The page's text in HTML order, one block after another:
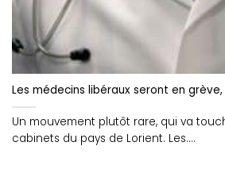
Les médecins libéraux seront en
Un mouvement plutôt rare, qui va
cabinets du pays de Lorient. Les....